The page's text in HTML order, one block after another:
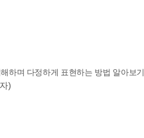
하며 다정하게 표현하는 방법 알아보기
)